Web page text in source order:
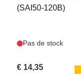
(SAI50-120B)
Pas de stock
€ 14,35